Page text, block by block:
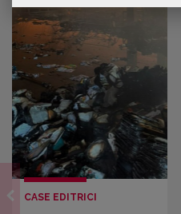
CASE EDITRICI